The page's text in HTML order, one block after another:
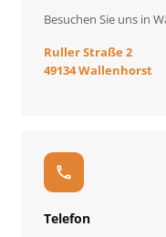
Besuchen Sie uns in
Ruller Straße 2
49134 Wallenhorst
call
Telefon